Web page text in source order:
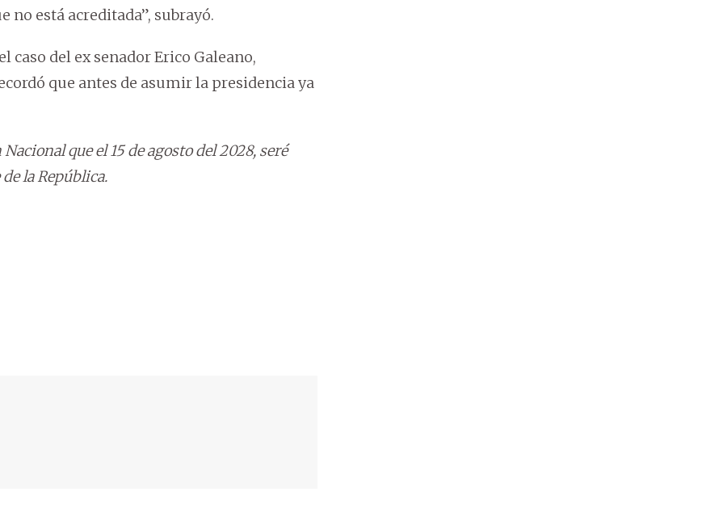
está acreditada”, subrayó.
caso del ex senador Erico Galeano,
que antes de asumir la presidencia ya
que el 15 de agosto del 2028, seré
la República.